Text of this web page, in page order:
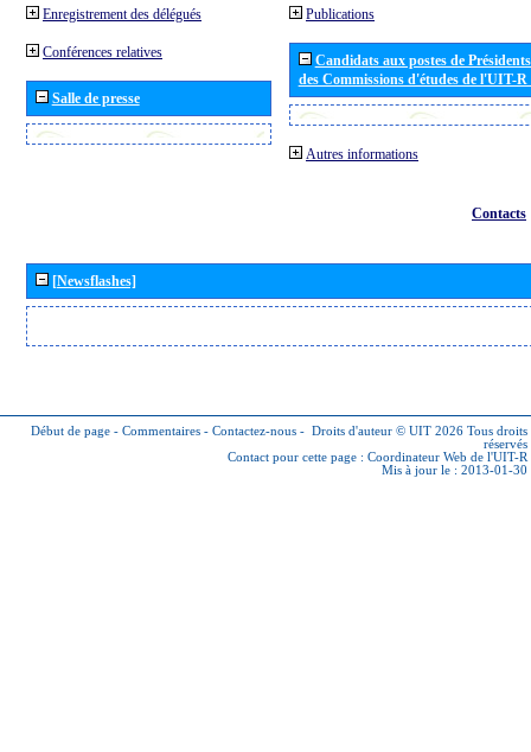
Enregistrement des délégués
Conférences relatives
Salle de presse
Publications
Candidats aux postes de
des Commissions d'études de l'UIT-
Autres informations
Contacts
[Newsflashes]
Début de page - Commentaires - Contactez-nous - Droits d'auteur © UIT 2026 Tous droits
réservés
Contact pour cette page : Coordinateur Web de l'UIT-R
Mis à jour le : 2013-01-30